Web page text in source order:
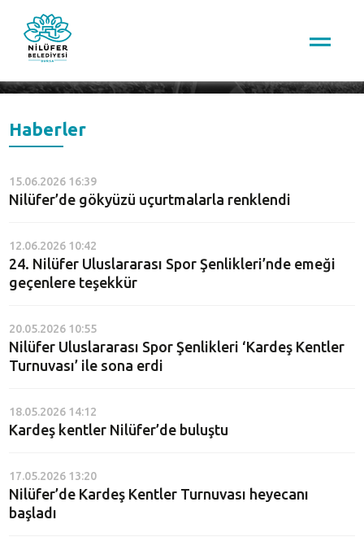
Haberler
15.06.2026 16:39
Nilüfer’de gökyüzü uçurtmalarla renklendi
12.06.2026 10:42
24. Nilüfer Uluslararası Spor Şenlikleri’nde emeği
geçenlere teşekkür
20.05.2026 10:55
Nilüfer Uluslararası Spor Şenlikleri ‘Kardeş Kentler
Turnuvası’ ile sona erdi
18.05.2026 14:12
Kardeş kentler Nilüfer’de buluştu
17.05.2026 13:20
Nilüfer’de Kardeş Kentler Turnuvası heyecanı
başladı